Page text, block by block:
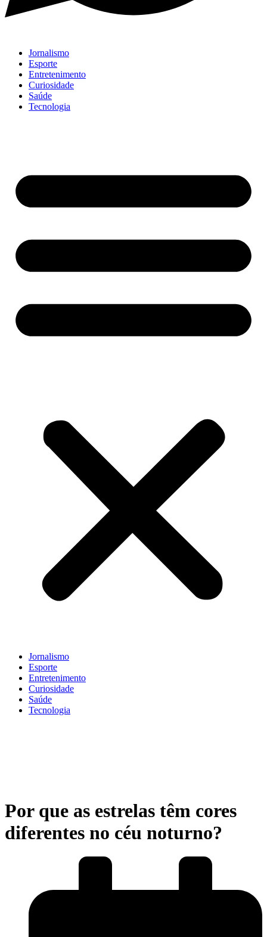
Jornalismo
Esporte
Entretenimento
Curiosidade
Saúde
Tecnologia
Jornalismo
Esporte
Entretenimento
Curiosidade
Saúde
Tecnologia
Por que as estrelas têm cores
diferentes no céu noturno?